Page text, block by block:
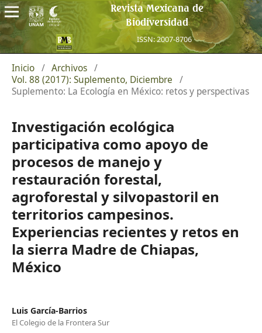
Revista Mexicana de
Biodiversidad
ISSN: 2007-8706
Inicio / Archivos /
Vol. 88 (2017): Suplemento, Diciembre
/
Suplemento: La Ecología en México: retos y perspectivas
Investigación ecológica
participativa como apoyo de
procesos de manejo y
restauración forestal,
agroforestal y silvopastoril en
territorios campesinos.
Experiencias recientes y retos en
la sierra Madre de Chiapas,
México
Luis García-Barrios
El Colegio de la Frontera Sur